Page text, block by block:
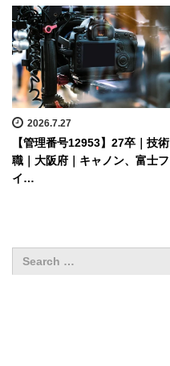
2026.7.27
【管理番号12953】27卒｜技術
職｜大阪府｜キャノン、富士フ
イ…